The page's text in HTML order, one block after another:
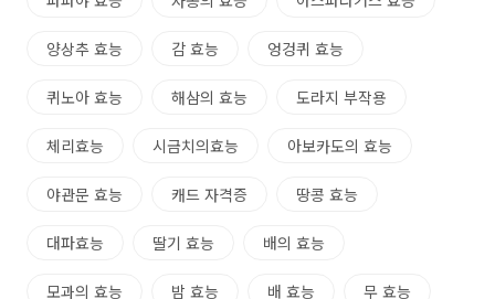
양상추 효능 감 효능 엉겅퀴 효능
퀴노아 효능 해삼의 효능 도라지 부작용
체리효능 시금치의효능 아보카도의 효능
야관문 효능 캐드 자격증 땅콩 효능
대파효능 딸기 효능 배의 효능
모과의 효능 밤 효능 배 효능 무 효능